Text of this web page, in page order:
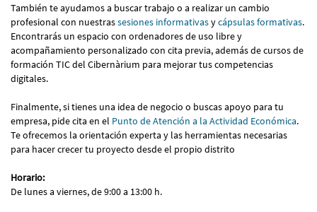
También te ayudamos a buscar trabajo o a realizar un cambio
profesional con nuestrassesiones informativasycápsulas formativas.
Encontrarás un espacio con ordenadores de uso libre y
acompañamiento personalizado con cita previa, además de cursos de
formación TIC del Cibernàrium para mejorar tus competencias
digitales.
Finalmente, si tienes una idea de negocio o buscas apoyo para tu
empresa, pide cita en el Punto de Atención a la Actividad Económica.
Te ofrecemos la orientación experta y las herramientas necesarias
para hacer crecer tu proyecto desde el propio distrito
Horario:
De lunes a viernes, de 9:00 a 13:00 h.